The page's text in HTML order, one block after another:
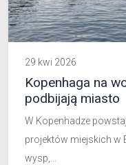
29 kwi 2026
Kopenhaga na
podbijają miasto
W Kopenhadze
projektów miejskich w
wysp,...